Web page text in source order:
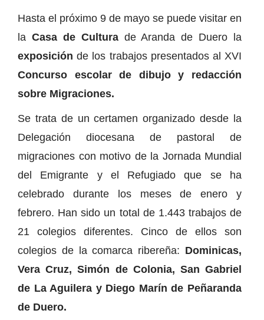
Hasta el próximo 9 de mayo se puede visitar en
la Casa de Cultura de Aranda de Duero la
exposiciónde los trabajos presentados al XVI
Concurso escolar de dibujo y redacción
sobre Migraciones.
Se trata de un certamen organizado desde la
Delegación diocesana de pastoral de
migraciones con motivo de la Jornada Mundial
del Emigrante y el Refugiado que se ha
celebrado durante los meses de enero y
febrero. Han sido un total de 1.443 trabajos de
21 colegios diferentes. Cinco de ellos son
colegios de la comarca ribereña: Dominicas,
Vera Cruz, Simón de Colonia, San Gabriel
de La Aguilera y Diego Marín de Peñaranda
de Duero.